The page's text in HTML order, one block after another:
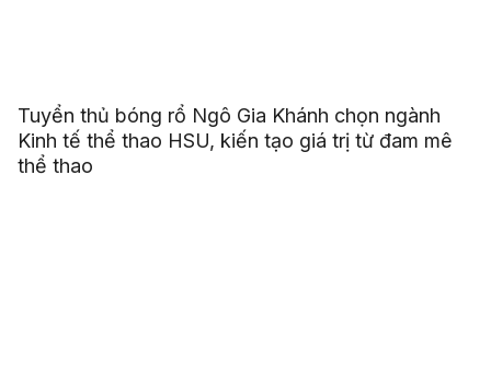
Tuyển thủ bóng rổ Ngô Gia Khánh chọn ngành
Kinh tế thể thao HSU, kiến tạo giá trị từ đam mê
thể thao